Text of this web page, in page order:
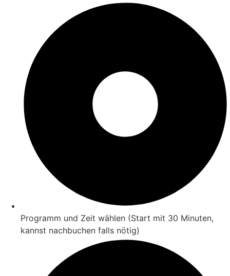
Programm und Zeit wählen (Start mit 30 Minuten,
kannst nachbuchen falls nötig)